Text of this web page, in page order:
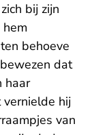
bij zijn
behoeve
dat
haar
vernielde hij
van